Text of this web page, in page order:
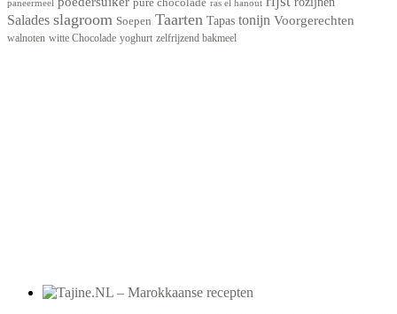
paneermeel ras el hanout
Salades slagroom Soepen Taarten Tapas tonijn Voorgerechten
walnoten witte Chocolade yoghurt zelfrijzend bakmeel